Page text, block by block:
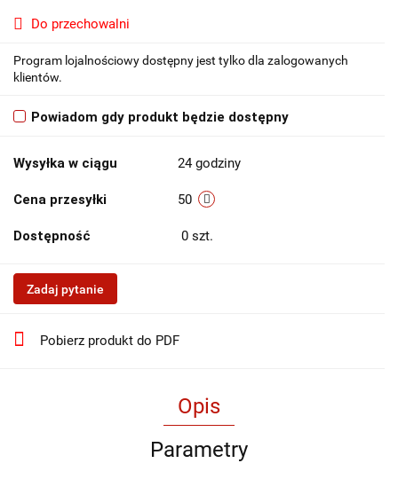
Do przechowalni
Program lojalnościowy dostępny jest tylko dla zalogowanych
klientów.
Powiadom gdy produkt będzie dostępny
Wysyłka w ciągu 24 godziny
Cena przesyłki 50
Dostępność 0 szt.
Zadaj pytanie
Pobierz produkt do PDF
Opis
Parametry